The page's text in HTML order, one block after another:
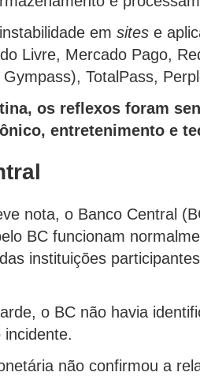
em sites e
Livre, Mercado Pago,
TotalPass,
os reflexos foram
entretenimento e
nota, o Banco Central
BC funcionam
instituições
o BC não havia
incidente.
não confirmou a